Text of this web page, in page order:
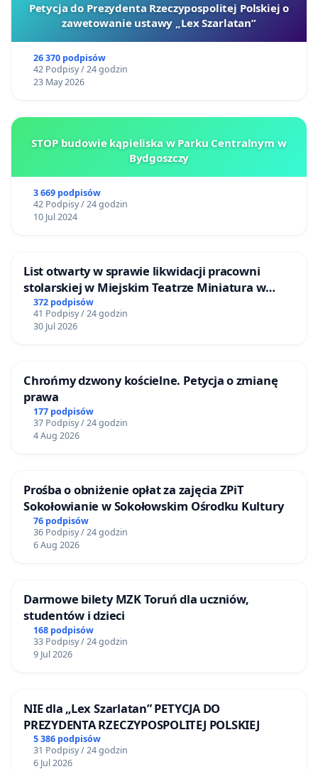
Petycja do Prezydenta Rzeczypospolitej Polskiej o
zawetowanie ustawy „Lex Szarlatan”
26 370 podpisów
42 Podpisy / 24 godzin
23 May 2026
STOP budowie kąpieliska w Parku Centralnym w
Bydgoszczy
3 669 podpisów
42 Podpisy / 24 godzin
10 Jul 2024
List otwarty w sprawie likwidacji pracowni
stolarskiej w Miejskim Teatrze Miniatura w
Gdańsku
372 podpisów
41 Podpisy / 24 godzin
30 Jul 2026
Chrońmy dzwony kościelne. Petycja o zmianę
prawa
177 podpisów
37 Podpisy / 24 godzin
4 Aug 2026
Prośba o obniżenie opłat za zajęcia ZPiT
Sokołowianie w Sokołowskim Ośrodku Kultury
76 podpisów
36 Podpisy / 24 godzin
6 Aug 2026
Darmowe bilety MZK Toruń dla uczniów,
studentów i dzieci
168 podpisów
33 Podpisy / 24 godzin
9 Jul 2026
NIE dla „Lex Szarlatan” PETYCJA DO
PREZYDENTA RZECZYPOSPOLITEJ POLSKIEJ
5 386 podpisów
31 Podpisy / 24 godzin
6 Jul 2026